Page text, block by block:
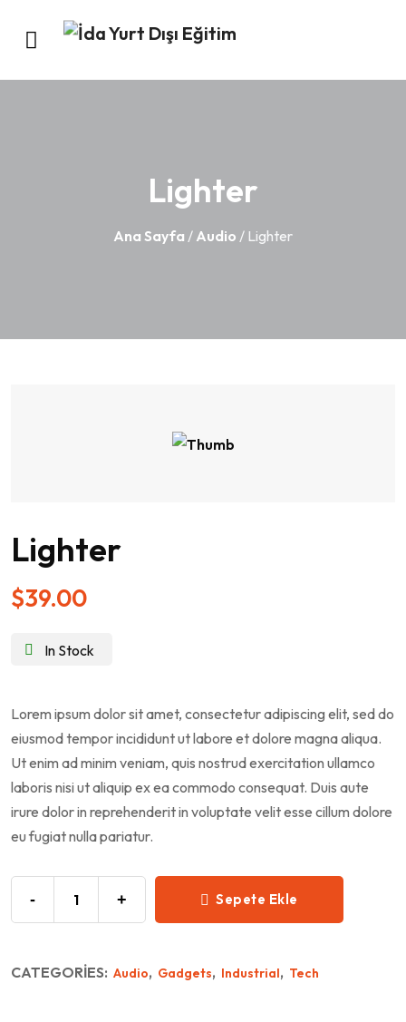
Lighter
Ana Sayfa / Audio / Lighter
Lighter
$39.00
In Stock
Lorem ipsum dolor sit amet, consectetur adipiscing elit, sed do
eiusmod tempor incididunt ut labore et dolore magna aliqua.
Ut enim ad minim veniam, quis nostrud exercitation ullamco
laboris nisi ut aliquip ex ea commodo consequat. Duis aute
irure dolor in reprehenderit in voluptate velit esse cillum dolore
eu fugiat nulla pariatur.
- + Sepete Ekle
CATEGORIES: Audio, Gadgets, Industrial, Tech